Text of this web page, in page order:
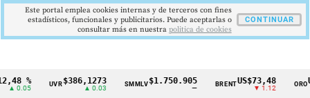
Cintillo
%
0.05
UVR$386,1273
▲ 0.03
SMMLV$1.750.905 BRENTUS$73,48
▼ 1.12
ORO
Este portal emplea cookies internas y de terceros con fines
estadísticos, funcionales y publicitarios. Puede aceptarlas o
consultar más en nuestra politica de cookies
CONTINUAR